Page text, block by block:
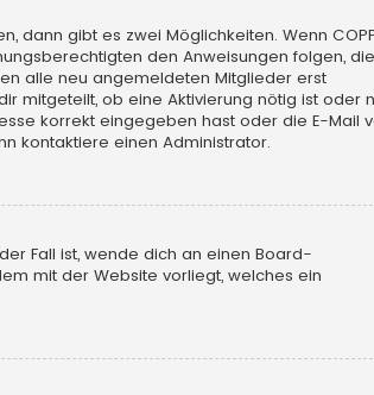
dann gibt es zwei Möglichkeiten. Wenn
den Anweisungen folgen,
alle neu angemeldeten Mitglieder erst
mitgeteilt, ob eine Aktivierung nötig ist oder
korrekt eingegeben hast oder die E-Mail
kontaktiere einen Administrator.
Fall ist, wende dich an einen Board-
mit der Website vorliegt, welches ein